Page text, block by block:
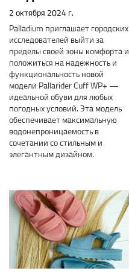
2 октября 2024 г.
Palladium приглашает городских
исследователей выйти за
пределы своей зоны комфорта и
положиться на надежность и
функциональность новой
модели Pallarider Cuff WP+ —
идеальной обуви для любых
погодных условий. Эта модель
обеспечивает максимальную
водонепроницаемость в
сочетании со стильным и
элегантным дизайном.